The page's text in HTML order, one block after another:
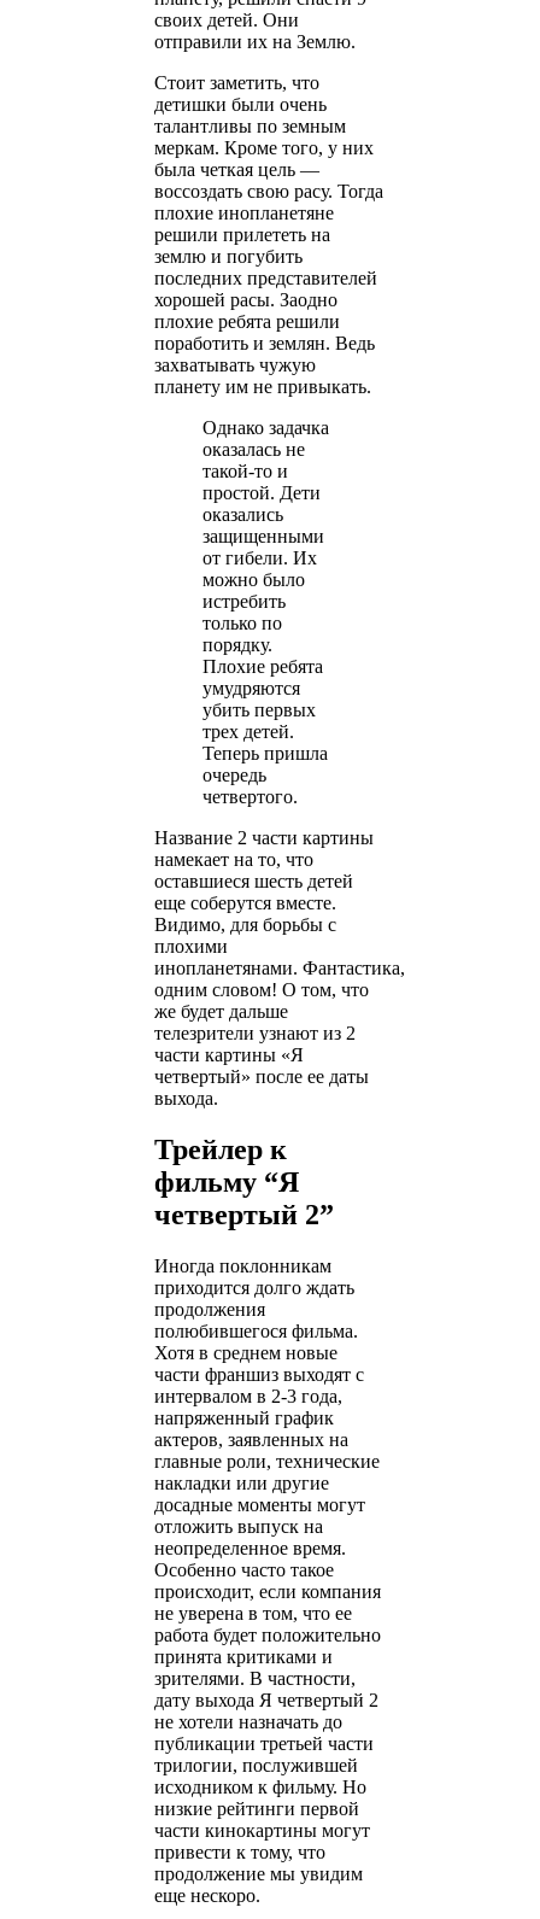
своих детей. Они
отправили их на Землю.
Стоит заметить, что
детишки были очень
талантливы по земным
меркам. Кроме того, у них
была четкая цель —
воссоздать свою расу. Тогда
плохие инопланетяне
решили прилететь на
землю и погубить
последних представителей
хорошей расы. Заодно
плохие ребята решили
поработить и землян. Ведь
захватывать чужую
планету им не привыкать.
Однако задачка
оказалась не
такой-то и
простой. Дети
оказались
защищенными
от гибели. Их
можно было
истребить
только по
порядку.
Плохие ребята
умудряются
убить первых
трех детей.
Теперь пришла
очередь
четвертого.
Название 2 части картины
намекает на то, что
оставшиеся шесть детей
еще соберутся вместе.
Видимо, для борьбы с
плохими
инопланетянами. Фантастика,
одним словом! О том, что
же будет дальше
телезрители узнают из 2
части картины «Я
четвертый» после ее даты
выхода.
Трейлер к
фильму “Я
четвертый 2”
Иногда поклонникам
приходится долго ждать
продолжения
полюбившегося фильма.
Хотя в среднем новые
части франшиз выходят с
интервалом в 2-3 года,
напряженный график
актеров, заявленных на
главные роли, технические
накладки или другие
досадные моменты могут
отложить выпуск на
неопределенное время.
Особенно часто такое
происходит, если компания
не уверена в том, что ее
работа будет положительно
принята критиками и
зрителями. В частности,
дату выхода Я четвертый 2
не хотели назначать до
публикации третьей части
трилогии, послужившей
исходником к фильму. Но
низкие рейтинги первой
части кинокартины могут
привести к тому, что
продолжение мы увидим
еще нескоро.